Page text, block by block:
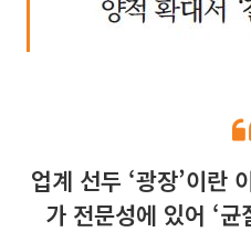
업계 선두 ‘광장’이란
가 전문성에 있어 ‘